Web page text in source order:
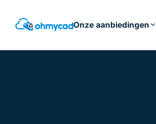
naar
Onze aanbiedingen